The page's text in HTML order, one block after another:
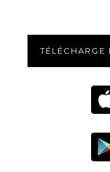
TÉLÉCHARGE